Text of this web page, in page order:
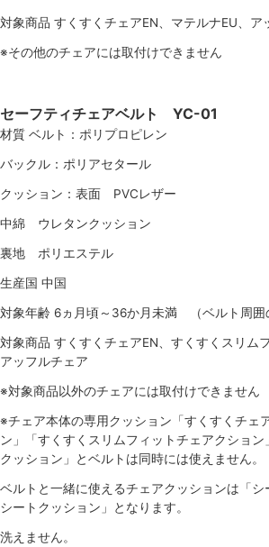
対象商品 すくすくチェアEN、マテルナEU、ア
※その他のチェアには取付けできません
セーフティチェアベルト YC-01
材質 ベルト：ポリプロピレン
バックル：ポリアセタール
クッション：表面 PVCレザー
中綿 ウレタンクッション
裏地 ポリエステル
生産国 中国
対象年齢 6ヵ月頃～36か月未満 （ベルト周囲
対象商品 すくすくチェアEN、すくすくスリム
アッフルチェア
※対象商品以外のチェアには取付けできません
※チェア本体の専用クッション「すくすくチェ
ン」「すくすくスリムフィットチェアクショ
クッション」とベルトは同時には使えません。
ベルトと一緒に使えるチェアクッションは「シ
シートクッション」となります。
洗えません。